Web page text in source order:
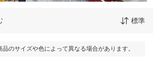
標準
のサイズや色によって異なる場合があります。